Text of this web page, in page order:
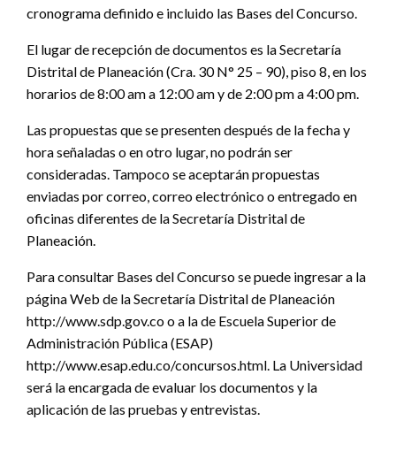
cronograma definido e incluido las Bases del Concurso.
El lugar de recepción de documentos es la Secretaría
Distrital de Planeación (Cra. 30 N° 25 – 90), piso 8, en los
horarios de 8:00 am a 12:00 am y de 2:00 pm a 4:00 pm.
Las propuestas que se presenten después de la fecha y
hora señaladas o en otro lugar, no podrán ser
consideradas. Tampoco se aceptarán propuestas
enviadas por correo, correo electrónico o entregado en
oficinas diferentes de la Secretaría Distrital de
Planeación.
Para consultar Bases del Concurso se puede ingresar a la
página Web de la Secretaría Distrital de Planeación
http://www.sdp.gov.co o a la de Escuela Superior de
Administración Pública (ESAP)
http://www.esap.edu.co/concursos.html. La Universidad
será la encargada de evaluar los documentos y la
aplicación de las pruebas y entrevistas.